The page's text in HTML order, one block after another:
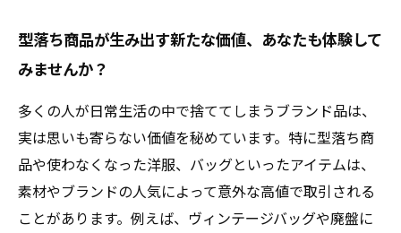
型落ち商品が生み出す新たな価値、あなたも体験して
みませんか？
多くの人が日常生活の中で捨ててしまうブランド品は、
実は思いも寄らない価値を秘めています。特に型落ち商
品や使わなくなった洋服、バッグといったアイテムは、
素材やブランドの人気によって意外な高値で取引される
ことがあります。例えば、ヴィンテージバッグや廃盤に